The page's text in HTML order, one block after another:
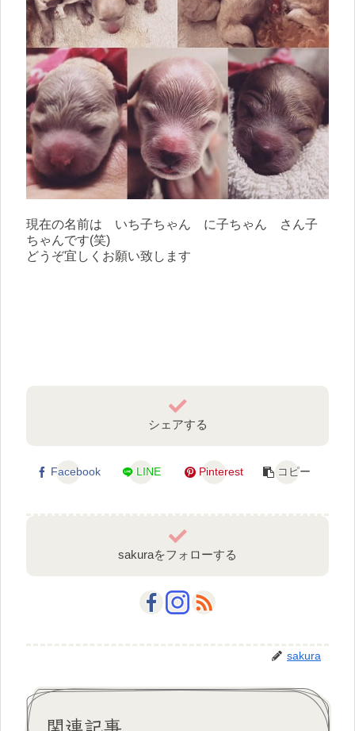
現在の名前は いち子ちゃん に子ちゃん さん子
ちゃんです(笑)
どうぞ宜しくお願い致します
シェアする
Facebook LINE Pinterest コピー
sakuraをフォローする
sakura